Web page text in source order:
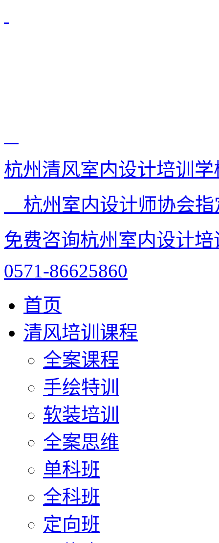
杭州清风室内设计培训学
杭州室内设计师协会
免费咨询杭州室内设计
0571-86625860
首页
清风培训课程
全案课程
手绘特训
软装培训
全案思维
单科班
全科班
定向班